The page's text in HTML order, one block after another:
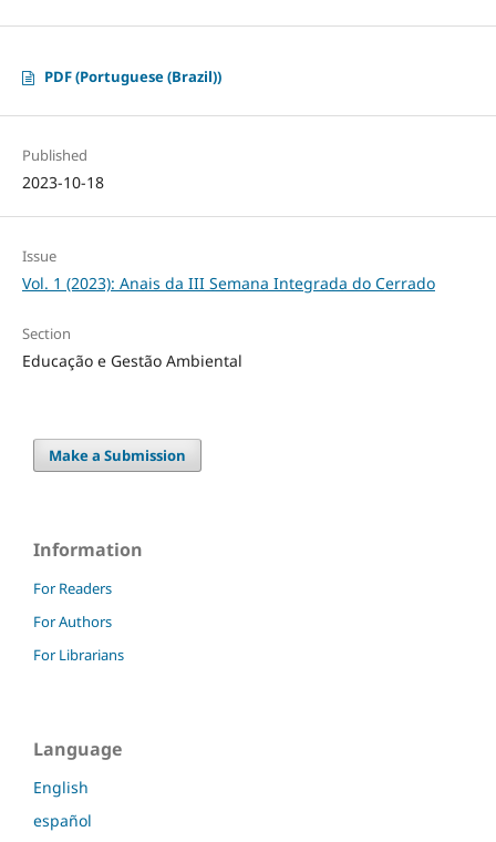
PDF (Portuguese (Brazil))
Published
2023-10-18
Issue
Vol. 1 (2023): Anais da III Semana Integrada do Cerrado
Section
Educação e Gestão Ambiental
Make a Submission
Information
For Readers
For Authors
For Librarians
Language
English
español